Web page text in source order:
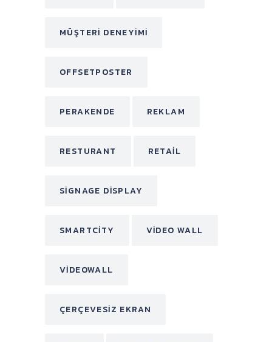
MÜŞTERI DENEYIMI
OFFSETPOSTER
PERAKENDE REKLAM
RESTURANT RETAIL
SIGNAGE DISPLAY
SMARTCITY VIDEO WALL
VIDEOWALL
ÇERÇEVESIZ EKRAN